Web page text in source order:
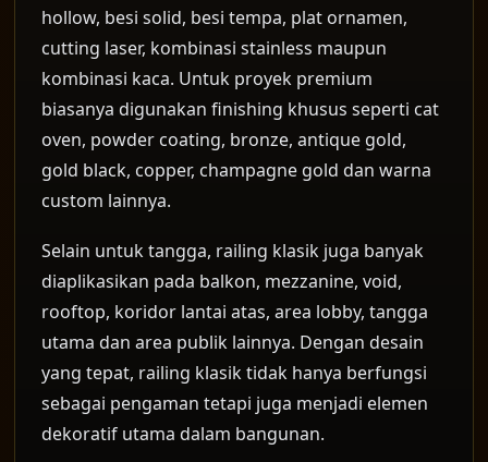
hollow, besi solid, besi tempa, plat ornamen,
cutting laser, kombinasi stainless maupun
kombinasi kaca. Untuk proyek premium
biasanya digunakan finishing khusus seperti cat
oven, powder coating, bronze, antique gold,
gold black, copper, champagne gold dan warna
custom lainnya.
Selain untuk tangga, railing klasik juga banyak
diaplikasikan pada balkon, mezzanine, void,
rooftop, koridor lantai atas, area lobby, tangga
utama dan area publik lainnya. Dengan desain
yang tepat, railing klasik tidak hanya berfungsi
sebagai pengaman tetapi juga menjadi elemen
dekoratif utama dalam bangunan.